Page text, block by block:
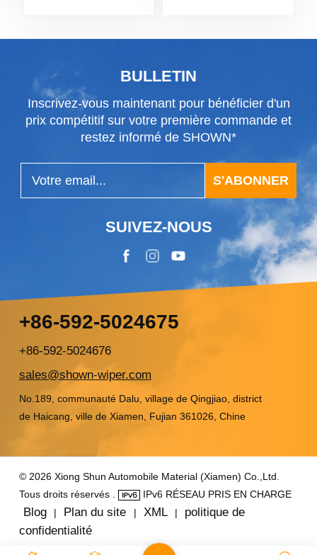
BULLETIN
Inscrivez-vous maintenant pour bénéficier d'un
prix compétitif sur votre première commande et
restez informé de SHOWN*
S'ABONNER
SUIVEZ-NOUS
+86-592-5024675
+86-592-5024676
sales@shown-wiper.com
No.189, communauté Dalu, village de Qingjiao, district
de Haicang, ville de Xiamen, Fujian 361026, Chine
© 2026 Xiong Shun Automobile Material (Xiamen) Co.,Ltd.
Tous droits réservés .
IPv6 RÉSEAU PRIS EN CHARGE
Blog | Plan du site | XML |
politique de
confidentialité